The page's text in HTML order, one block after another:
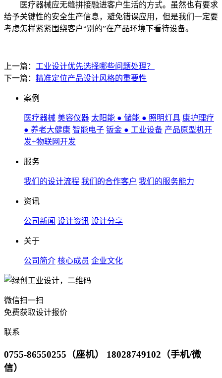
医疗器械应无缝拼接融进客户生活的方式。虽然也有要求
给予关键性的安全生产信息，避免错误应用，但是我们一定要
考虑怎样紧紧围绕客户“别的”在产品环境下看待设备。
上一篇： 工业设计优先选择哪些问题处理？
下一篇： 精准定位产品设计风格的重要性
案例
医疗器械 美容仪器 太阳能 ● 储能 ● 照明灯具 康护理疗
● 养老大健康 智能电子 钣金 ● 工业设备 产品原型机开
发+物联网开发
服务
我们的设计流程 我们的合作客户 我们的服务能力
资讯
公司新闻 设计资讯 设计分享
关于
公司简介 核心成员 企业文化
微信扫一扫
免费获取设计报价
联系
0755-86550255（座机） 18028749102（手机/微
信）